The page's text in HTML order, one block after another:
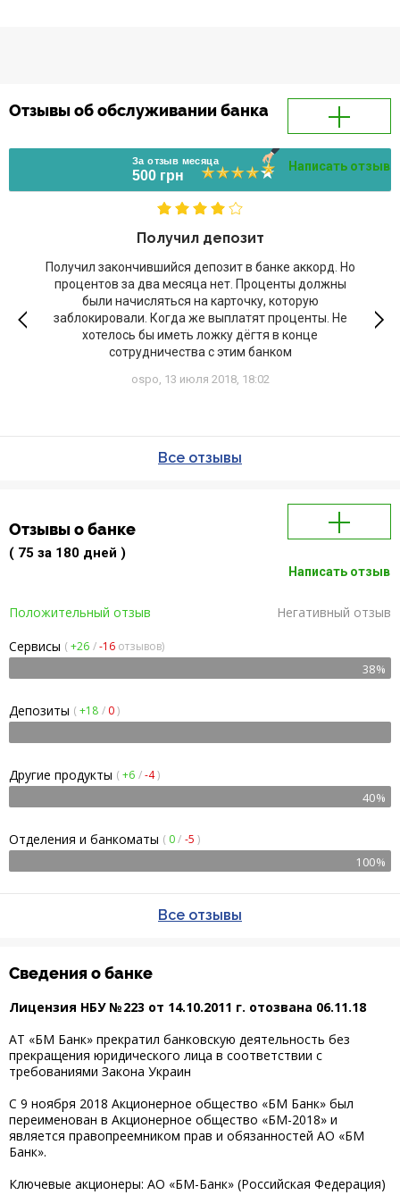
Отзывы об обслуживании банка
За отзыв месяца
500 грн
Написать отзыв
Получил депозит
Получил закончившийся депозит в банке аккорд. Но
процентов за два месяца нет. Проценты должны
были начисляться на карточку, которую
заблокировали. Когда же выплатят проценты. Не
хотелось бы иметь ложку дёгтя в конце
сотрудничества с этим банком
ospo, 13 июля 2018, 18:02
Все отзывы
Отзывы о банке
( 75 за 180 дней )
Написать отзыв
Положительный отзыв
Негативный отзыв
Сервисы (+26 /-16 отзывов)
38%
Депозиты (+18 / 0)
Другие продукты (+6 /-4)
40%
Отделения и банкоматы ( 0/ -5 )
100%
Все отзывы
Сведения о банке
Лицензия НБУ № 223 от 14.10.2011 г. отозвана 06.11.18
АТ «БМ Банк» прекратил банковскую деятельность без
прекращения юридического лица в соответствии с
требованиями Закона Украин
С 9 ноября 2018 Акционерное общество «БМ Банк» был
переименован в Акционерное общество «БМ-2018» и
является правопреемником прав и обязанностей АО «БМ
Банк».
Ключевые акционеры: АО «БМ-Банк» (Российская Федерация)